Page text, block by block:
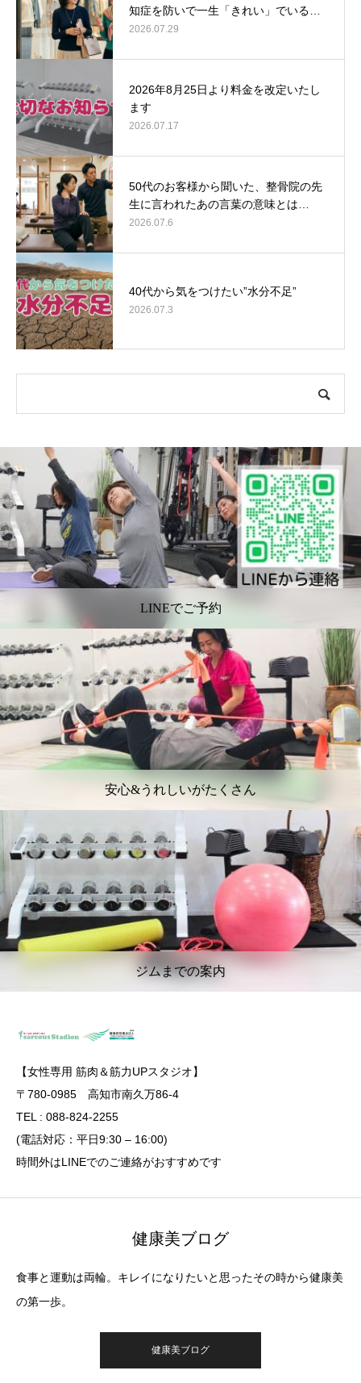
知症を防いで一生「きれい」でいる…
2026.07.29
2026年8月25日より料金を改定いたし
ます
2026.07.17
50代のお客様から聞いた、整骨院の先
生に言われたあの言葉の意味とは…
2026.07.6
40代から気をつけたい”水分不足”
2026.07.3
LINEでご予約
安心&うれしいがたくさん
ジムまでの案内
【女性専用 筋肉＆筋力UPスタジオ】
〒780-0985 高知市南久万86-4
TEL : 088-824-2255
(電話対応：平日9:30 – 16:00)
時間外はLINEでのご連絡がおすすめです
健康美ブログ
食事と運動は両輪。キレイになりたいと思ったその時から健康美
の第一歩。
健康美ブログ